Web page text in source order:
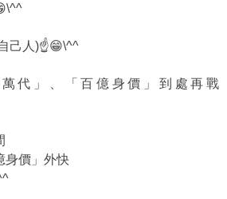
己人)☝️😁\^^
代」、「百億身價」到處再戰
身價」外快